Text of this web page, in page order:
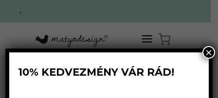
.
HOME /WEBSHOP/ FÜR FRAUEN
10% KEDVEZMÉNY VÁR RÁD!
×